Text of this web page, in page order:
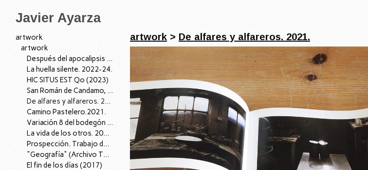
Javier Ayarza
artwork
artwork
Después del apocalipsis I, 2026.
La huella silente. 2022-24.
HIC SITUS EST Qo (2023)
San Román de Candamo, 04/07/22. 2022
De alfares y alfareros. 2021.
Camino Pastelero.2021.
Variación 8 del bodegón con cardo y zanahorias de fray Juan Sánchez Cotán. 2021.
La vida de los otros. 2019.
Prospección. Trabajo de Campo (2018-2019)
"Geografía" (Archivo Territorio); 2016-18.
El fin de los días (2017)
artwork > De alfares y alfareros. 2021.